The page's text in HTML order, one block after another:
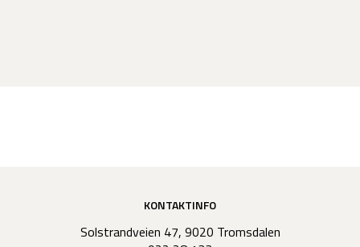
KONTAKTINFO
Solstrandveien 47, 9020 Tromsdalen